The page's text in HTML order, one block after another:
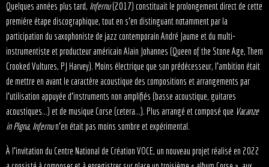
Quelques années plus tard, Infernu(2017) constituait le prolongement direct de cette
première étape discographique, tout en s’en distinguant notamment par la
participation du saxophoniste de jazz contemporain André Jaume et du multi-
instrumentiste et producteur américain Alain Johannes (Queen of the Stone Age, Them
Crooked Vultures, PJ Harvey). Moins électrique que son prédécesseur, l’ambition était
de mettre en avant le caractère acoustique des compositions et arrangements par
l’utilisation appuyée d’instruments non amplifiés (basse acoustique, guitares
acoustiques…) et de musique Corse (cetera…). Plus arrangé et composé que Vacanze
in Pigna, Infernun’en était pas moins sombre et expérimental.
À l’invitation du Centre National de Création VOCE, un nouveau projet réalisé en 2022